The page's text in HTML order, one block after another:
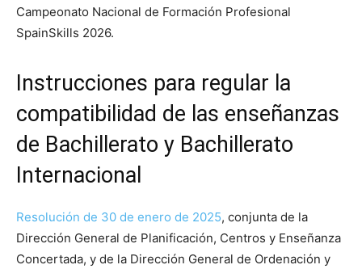
Campeonato Nacional de Formación Profesional
SpainSkills 2026.
Instrucciones para regular la
compatibilidad de las enseñanzas
de Bachillerato y Bachillerato
Internacional
Resolución de 30 de enero de 2025, conjunta de la
Dirección General de Planificación, Centros y Enseñanza
Concertada, y de la Dirección General de Ordenación y